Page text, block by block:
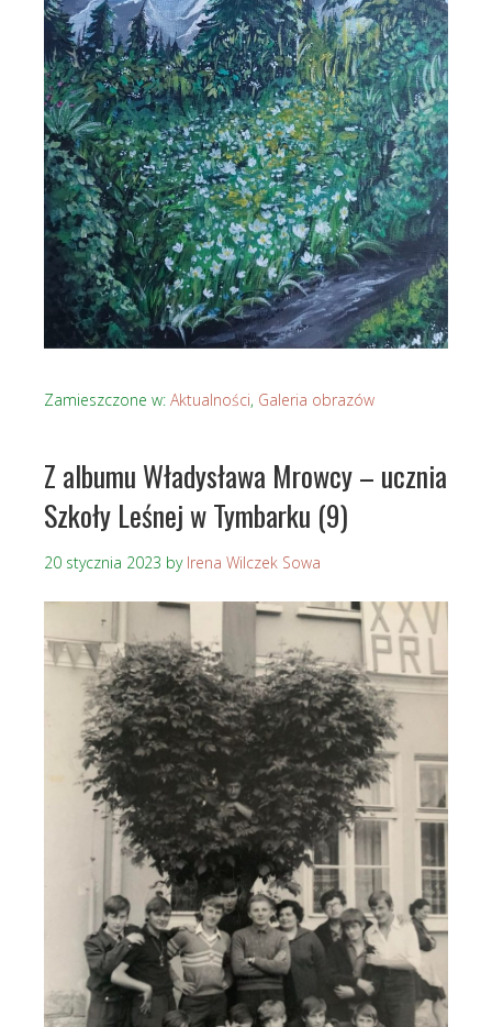
Zamieszczone w: Aktualności, Galeria obrazów
Z albumu Władysława Mrowcy – ucznia
Szkoły Leśnej w Tymbarku (9)
20 stycznia 2023 by Irena Wilczek Sowa